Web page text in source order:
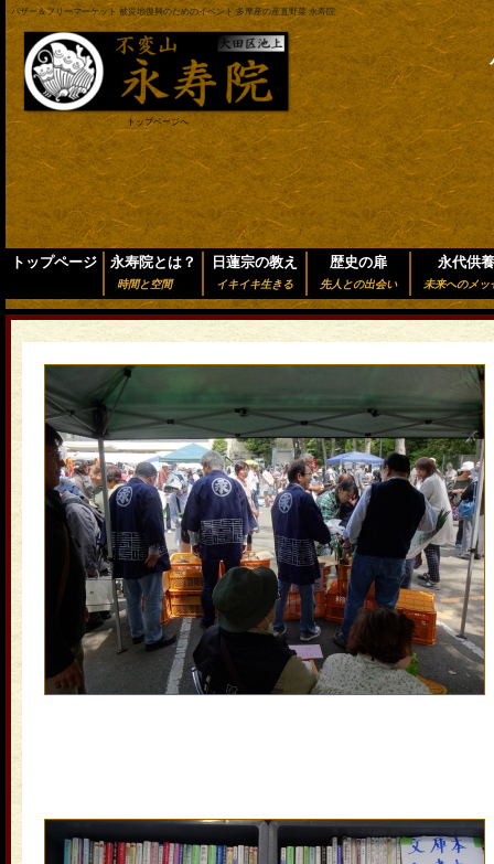
バザー＆フリーマーケット 被災地復興のためのイベント 多摩産の産直野菜 永寿院
トップページへ
トップページ 永寿院とは？
時間と空間
日蓮宗の教え
イキイキ生きる
歴史の扉
先人との出会い
永代供
未来へのメッ